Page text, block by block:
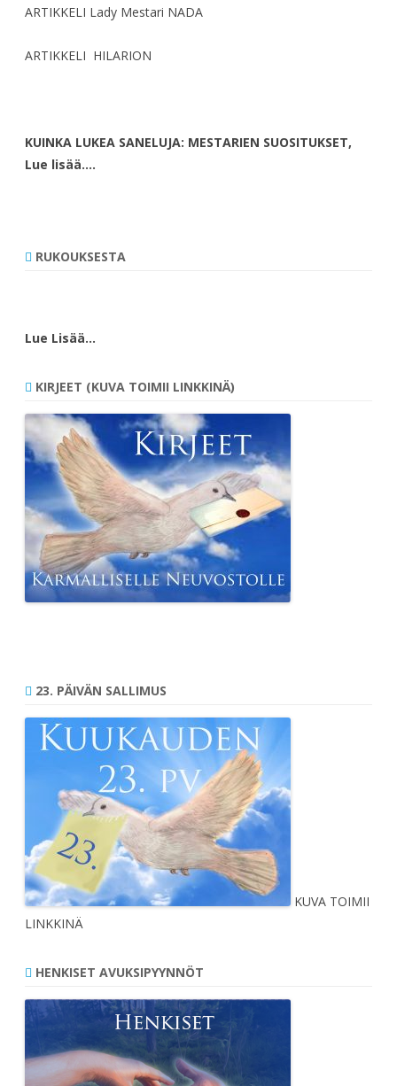
ARTIKKELI Lady Mestari NADA
ARTIKKELI HILARION
KUINKA LUKEA SANELUJA: MESTARIEN SUOSITUKSET,
Lue lisää….
RUKOUKSESTA
Lue Lisää…
KIRJEET (KUVA TOIMII LINKKINÄ)
23. PÄIVÄN SALLIMUS
KUVA TOIMII
LINKKINÄ
HENKISET AVUKSIPYYNNÖT